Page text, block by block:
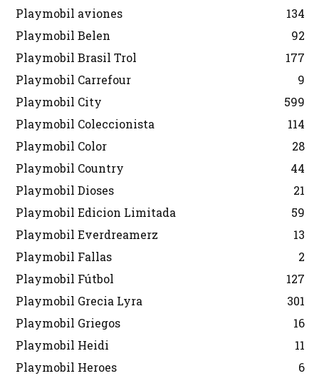
Playmobil aviones
134
Playmobil Belen
92
Playmobil Brasil Trol
177
Playmobil Carrefour
9
Playmobil City
599
Playmobil Coleccionista
114
Playmobil Color
28
Playmobil Country
44
Playmobil Dioses
21
Playmobil Edicion Limitada
59
Playmobil Everdreamerz
13
Playmobil Fallas
2
Playmobil Fútbol
127
Playmobil Grecia Lyra
301
Playmobil Griegos
16
Playmobil Heidi
11
Playmobil Heroes
6